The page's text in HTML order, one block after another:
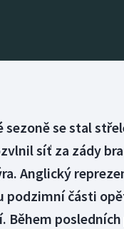
sezoně se stal
síť za zády
Anglický
podzimní části
Během